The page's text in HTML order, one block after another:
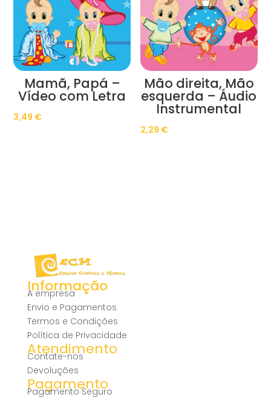
Mamã, Papá –
Vídeo com Letra
3,49 €
Mão direita, Mão
esquerda – Áudio
Instrumental
2,29 €
Informação
A empresa
Envio e Pagamentos
Termos e Condições
Política de Privacidade
Atendimento
Contate-nos
Devoluções
Pagamento
Pagamento Seguro